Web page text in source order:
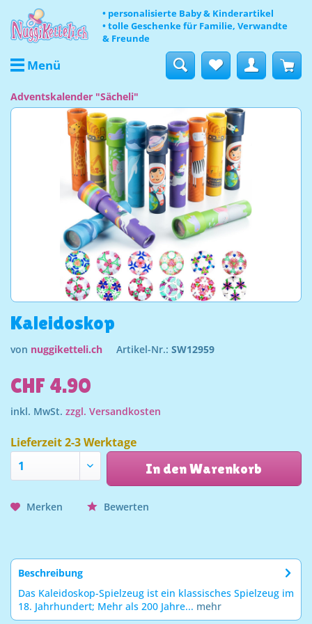
• personalisierte Baby & Kinderartikel
• tolle Geschenke für Familie, Verwandte
& Freunde
Menü
Adventskalender "Sächeli"
Kaleidoskop
von nuggiketteli.ch Artikel-Nr.: SW12959
CHF 4.90
inkl. MwSt. zzgl. Versandkosten
Lieferzeit 2-3 Werktage
In den Warenkorb
Merken Bewerten
Beschreibung
Das Kaleidoskop-Spielzeug ist ein klassisches Spielzeug im
18. Jahrhundert; Mehr als 200 Jahre... mehr